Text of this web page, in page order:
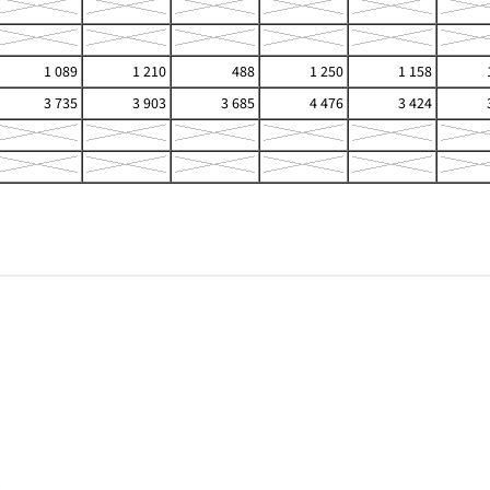
1 089 1 210 488 1 250 1 158
3 735 3 903 3 685 4 476 3 424